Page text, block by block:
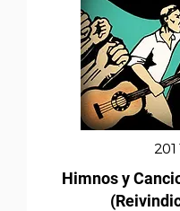
Himnos y